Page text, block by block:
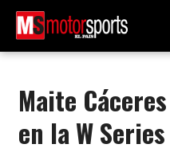
Maite
en la W Series